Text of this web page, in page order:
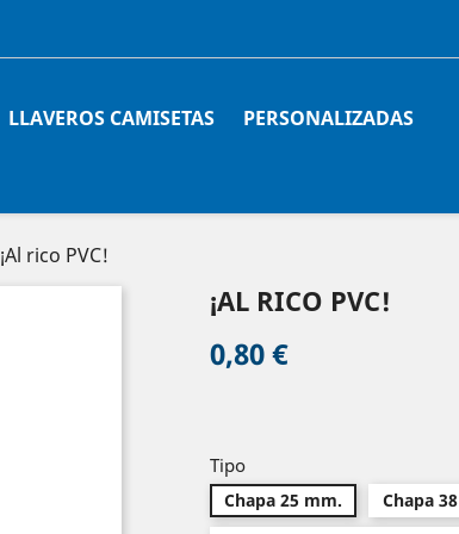
LLAVEROS CAMISETAS PERSONALIZADAS
¡Al rico PVC!
¡AL RICO PVC!
0,80 €
Tipo
Chapa 25 mm. Chapa